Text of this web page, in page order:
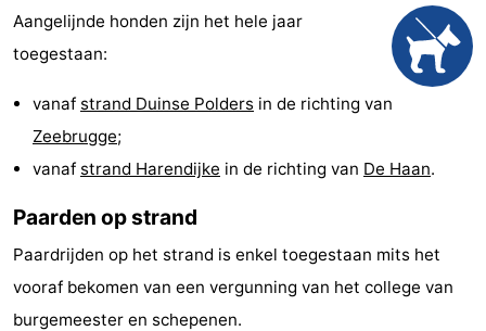
Duinen
Center
Parcs
Last
minutes
Strand
doen
-
Musea
-
Aangelijnde honden zijn het hele jaar
toegestaan:
vanaf strand Duinse Polders in de richting van
Zeebrugge;
vanaf strand Harendijke in de richting van De Haan.
Paarden op strand
Paardrijden op het strand is enkel toegestaan mits het
vooraf bekomen van een vergunning van het college van
burgemeester en schepenen.